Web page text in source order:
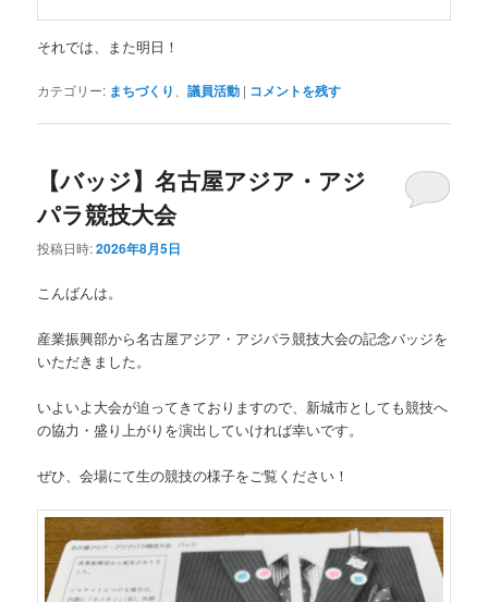
それでは、また明日！
カテゴリー: まちづくり 、議員活動 | コメントを残す
【バッジ】名古屋アジア・アジ
パラ競技大会
投稿日時:2026年8月5日
こんばんは。
産業振興部から名古屋アジア・アジパラ競技大会の記念バッジを
いただきました。
いよいよ大会が迫ってきておりますので、新城市としても競技へ
の協力・盛り上がりを演出していければ幸いです。
ぜひ、会場にて生の競技の様子をご覧ください！